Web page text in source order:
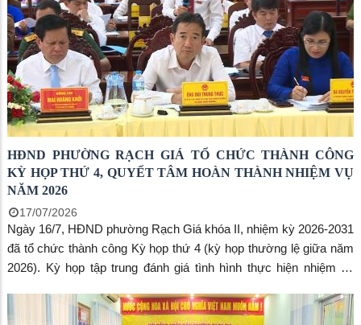
HĐND PHƯỜNG RẠCH GIÁ TỔ CHỨC THÀNH CÔNG
KỲ HỌP THỨ 4, QUYẾT TÂM HOÀN THÀNH NHIỆM VỤ
NĂM 2026
17/07/2026
Ngày 16/7, HĐND phường Rạch Giá khóa II, nhiệm kỳ 2026-2031
đã tổ chức thành công Kỳ họp thứ 4 (kỳ họp thường lệ giữa năm
2026). Kỳ họp tập trung đánh giá tình hình thực hiện nhiệm vụ
6 tháng cuối năm 2026. Đến dự kỳ họp có đồng chí Mai Hoàng